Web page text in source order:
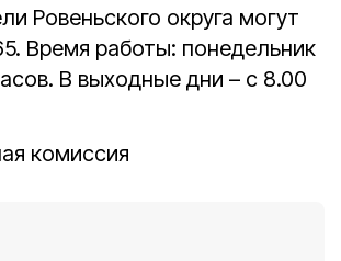
Ровеньского округа могут
Время работы: понедельник
В выходные дни – с 8.00
комиссия